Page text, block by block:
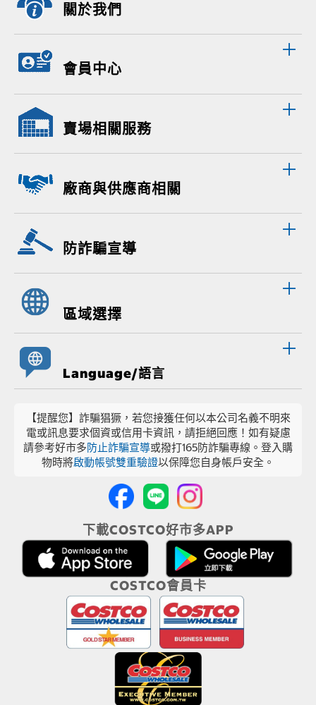
關於我們
會員中心
賣場相關服務
廠商與供應商相關
防詐騙宣導
區域選擇
Language/語言
【提醒您】詐騙猖獗，若您接獲任何以本公司名義不明來
電或訊息要求個資或信用卡資訊，請拒絕回應！如有疑慮
請參考好市多防止詐騙宣導或撥打165防詐騙專線。登入購
物時將啟動帳號雙重驗證以保障您自身帳戶安全。
下載COSTCO好市多APP
COSTCO會員卡